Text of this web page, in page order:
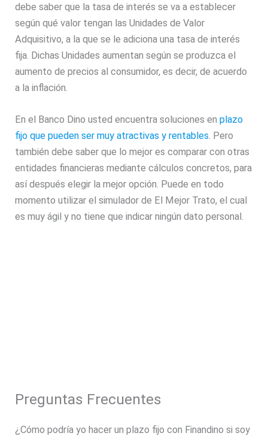
debe saber que la tasa de interés se va a establecer
según qué valor tengan las Unidades de Valor
Adquisitivo, a la que se le adiciona una tasa de interés
fija. Dichas Unidades aumentan según se produzca el
aumento de precios al consumidor, es decir, de acuerdo
a la inflación.
En el Banco Dino usted encuentra soluciones enplazo
fijo que pueden ser muy atractivas y rentables. Pero
también debe saber que lo mejor es comparar con otras
entidades financieras mediante cálculos concretos, para
así después elegir la mejor opción. Puede en todo
momento utilizar el simulador de El Mejor Trato, el cual
es muy ágil y no tiene que indicar ningún dato personal.
Preguntas Frecuentes
¿Cómo podría yo hacer un plazo fijo con Finandino si soy